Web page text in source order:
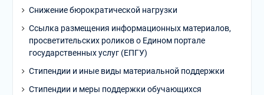
Снижение бюрократической нагрузки
Ссылка размещения информационных материалов,
просветительских роликов о Едином портале
государственных услуг (ЕПГУ)
Стипендии и иные виды материальной поддержки
Стипендии и меры поддержки обучающихся